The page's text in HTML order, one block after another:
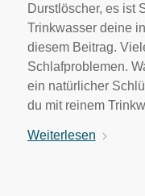
Durstlöscher, es ist
Trinkwasser deine
diesem Beitrag.
Schlafproblemen.
ein natürlicher
du mit reinem
Weiterlesen